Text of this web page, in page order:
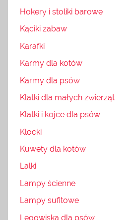
Hokery i stoliki barowe
Kąciki zabaw
Karafki
Karmy dla kotów
Karmy dla psów
Klatki dla małych zwierząt
Klatki i kojce dla psów
Klocki
Kuwety dla kotów
Lalki
Lampy ścienne
Lampy sufitowe
Legowiska dla psów